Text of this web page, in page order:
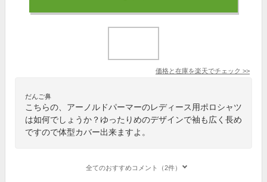
価格と在庫を楽天でチェック >>
だんご鼻
こちらの、アーノルドパーマーのレディース用ポロシャツ
は如何でしょうか？ゆったりめのデザインで袖も広く長め
ですので体型カバー出来ますよ。
全てのおすすめコメント（2件）